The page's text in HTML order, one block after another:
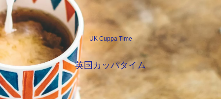
UK Cuppa Time
英国カッパタイム